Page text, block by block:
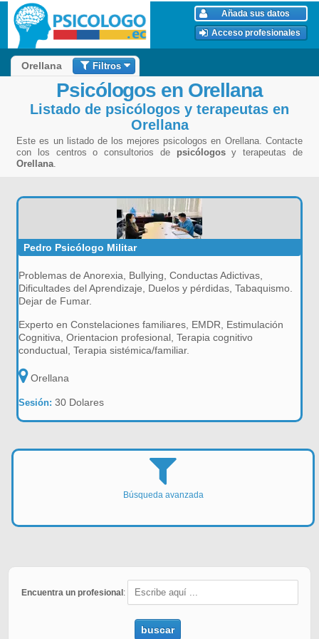
Añada sus datos
Acceso profesionales
Orellana Filtros
Psicólogos en Orellana
Listado de psicólogos y terapeutas en
Orellana
Este es un listado de los mejores psicologos en Orellana. Contacte
con los centros o consultorios de psicólogosy terapeutas de
Orellana.
Pedro Psicólogo Militar
Problemas de Anorexia, Bullying, Conductas Adictivas,
Dificultades del Aprendizaje, Duelos y pérdidas, Tabaquismo.
Dejar de Fumar.
Experto en Constelaciones familiares, EMDR, Estimulación
Cognitiva, Orientacion profesional, Terapia cognitivo
conductual, Terapia sistémica/familiar.
Orellana
Sesión:30 Dolares
Búsqueda avanzada
Encuentra un profesional :
buscar